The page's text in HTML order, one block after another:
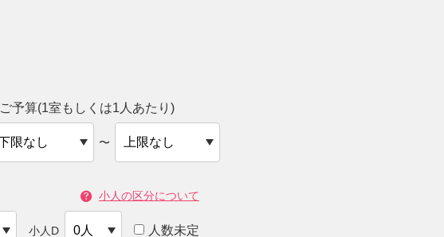
ご予算(1室もしくは1人あたり)
〜
小人の区分について
小人D 人数未定